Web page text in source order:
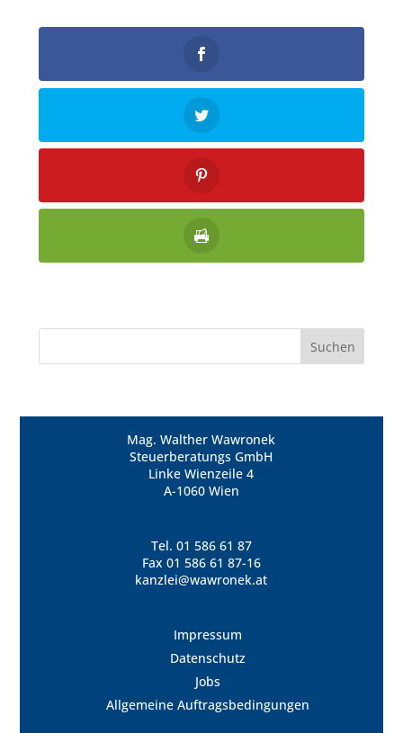
Mag. Walther Wawronek
Steuerberatungs GmbH
Linke Wienzeile 4
A-1060 Wien
Tel. 01 586 61 87
Fax 01 586 61 87-16
kanzlei@wawronek.at
Impressum
Datenschutz
Jobs
Allgemeine Auftragsbedingungen